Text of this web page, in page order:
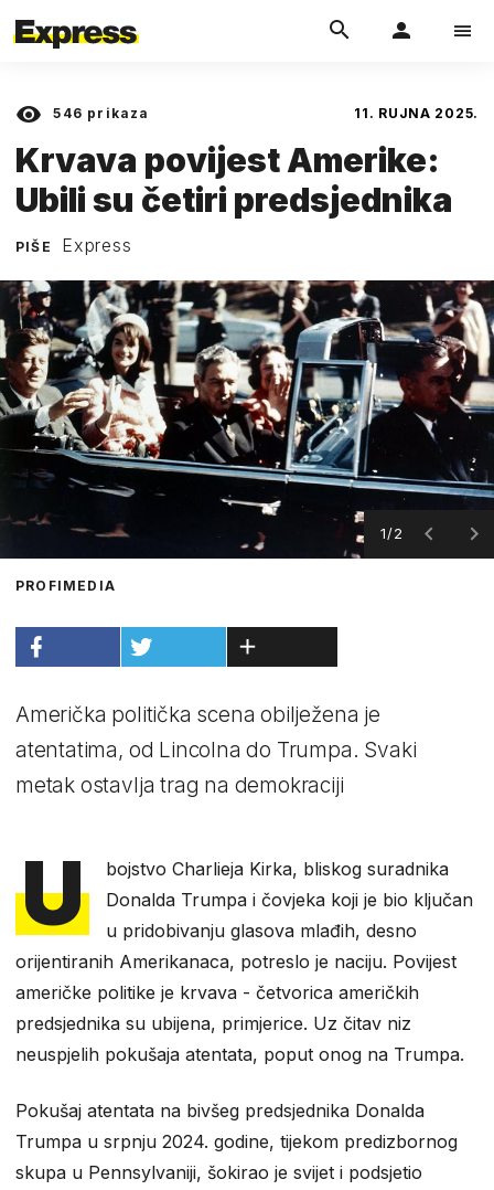
546 prikaza 11. RUJNA 2025.
Krvava povijest Amerike:
Ubili su četiri predsjednika
PIŠE Express
1/2
PROFIMEDIA
Američka politička scena obilježena je
atentatima, od Lincolna do Trumpa. Svaki
metak ostavlja trag na demokraciji
U
bojstvo Charlieja Kirka, bliskog suradnika
Donalda Trumpa i čovjeka koji je bio ključan
u pridobivanju glasova mlađih, desno
orijentiranih Amerikanaca, potreslo je naciju. Povijest
američke politike je krvava - četvorica američkih
predsjednika su ubijena, primjerice. Uz čitav niz
neuspjelih pokušaja atentata, poput onog na Trumpa.
Pokušaj atentata na bivšeg predsjednika Donalda
Trumpa u srpnju 2024. godine, tijekom predizbornog
skupa u Pennsylvaniji, šokirao je svijet i podsjetio